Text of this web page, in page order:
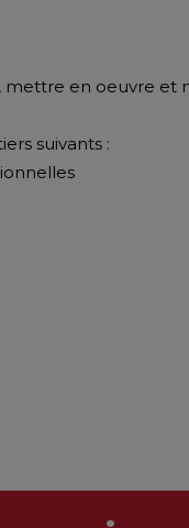
mettre en oeuvre et
suivants :